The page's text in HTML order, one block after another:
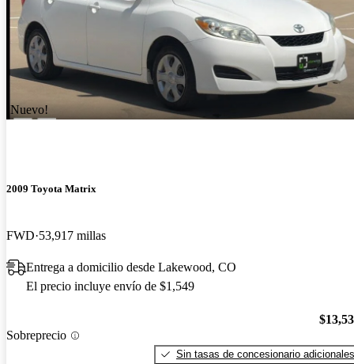
¡Nuevo!
2009 Toyota Matrix
FWD 53,917 millas
Entrega a domicilio desde Lakewood, CO
El precio incluye envío de $1,549
Sobreprecio
Sin tasas de concesionario adicionales